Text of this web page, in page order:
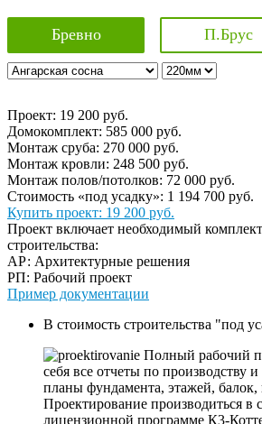
Бревно П.Брус
Проект: 19 200 руб.
Домокомплект: 585 000 руб.
Монтаж сруба: 270 000 руб.
Монтаж кровли: 248 500 руб.
Монтаж полов/потолков: 72 000 руб.
Стоимость «под усадку»: 1 194 700 руб.
Купить проект: 19 200 руб.
Проект включает необходимый
строительства:
АР: Архитектурные решения
РП: Рабочий проект
Пример документации
В стоимость строительства "под
Полный рабочий
себя все отчеты по производству и
планы фундамента, этажей, балок,
Проектирование производиться в
лицензионной программе К3-